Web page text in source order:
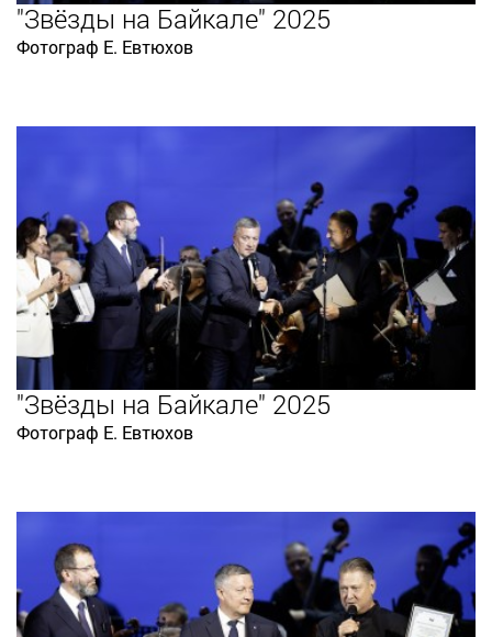
"Звёзды на Байкале" 2025
Фотограф Е. Евтюхов
"Звёзды на Байкале" 2025
Фотограф Е. Евтюхов